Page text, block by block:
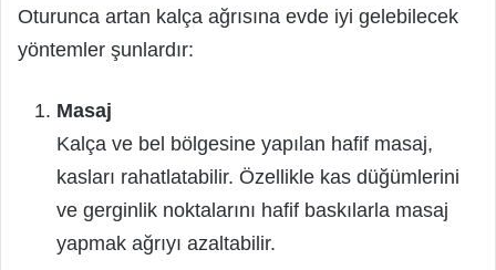
Oturunca artan kalça ağrısına evde iyi gelebilecek
yöntemler şunlardır:
Masaj
Kalça ve bel bölgesine yapılan hafif masaj,
kasları rahatlatabilir. Özellikle kas düğümlerini
ve gerginlik noktalarını hafif baskılarla masaj
yapmak ağrıyı azaltabilir.